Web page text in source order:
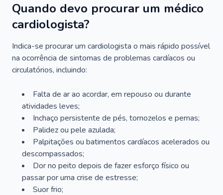
Quando devo procurar um médico
cardiologista?
Indica-se procurar um cardiologista o mais rápido possível
na ocorrência de sintomas de problemas cardíacos ou
circulatórios, incluindo:
Falta de ar ao acordar, em repouso ou durante
atividades leves;
Inchaço persistente de pés, tornozelos e pernas;
Palidez ou pele azulada;
Palpitações ou batimentos cardíacos acelerados ou
descompassados;
Dor no peito depois de fazer esforço físico ou
passar por uma crise de estresse;
Suor frio;